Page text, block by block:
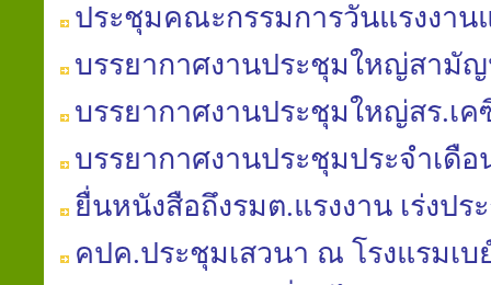
ประชุมคณะกรรมการวันแรงงาน
บรรยากาศงานประชุมใหญ่สามัญ
บรรยากาศงานประชุมใหญ่สร.เค
บรรยากาศงานประชุมประจำเดือ
ยื่นหนังสือถึงรมต.แรงงาน เร่งปร
คปค.ประชุมเสวนา ณ โรงแรมเบ